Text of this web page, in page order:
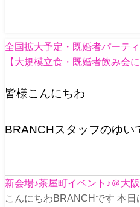
全国拡大予定・既婚者パーテ
【大規模立食・既婚者飲み会に
皆様こんにちわ
BRANCHスタッフのゆい
新会場♪茶屋町イベント♪＠大阪
こんにちわBRANCHです 本